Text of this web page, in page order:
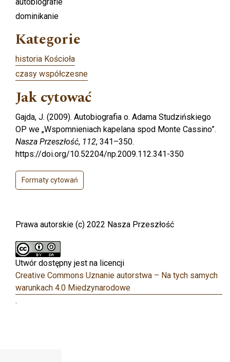
autobiografie
dominikanie
Kategorie
historia Kościoła
czasy współczesne
Jak cytować
Gajda, J. (2009). Autobiografia o. Adama Studzińskiego
OP we „Wspomnieniach kapelana spod Monte Cassino”.
Nasza Przeszłość, 112, 341–350.
https://doi.org/10.52204/np.2009.112.341-350
Formaty cytowań
Prawa autorskie (c) 2022 Nasza Przeszłość
Utwór dostępny jest na licencji
Creative Commons Uznanie autorstwa – Na tych samych
warunkach 4.0 Miedzynarodowe
.